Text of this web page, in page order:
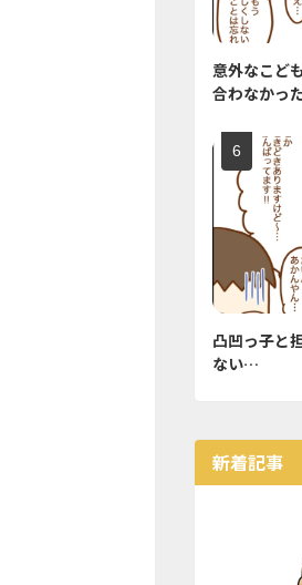
意外なこど
合わなかっ
凸凹っ子と
ない…
新着記事